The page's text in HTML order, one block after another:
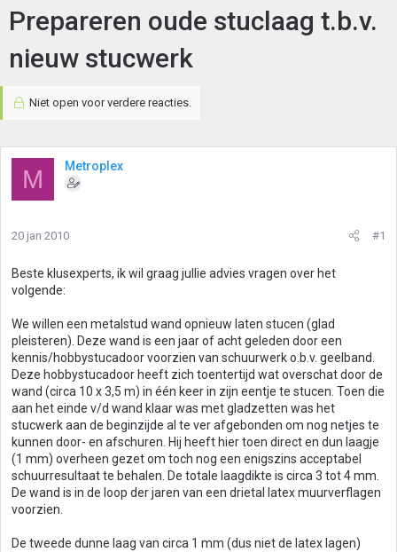
Prepareren oude stuclaag t.b.v.
nieuw stucwerk
Niet open voor verdere reacties.
M Metroplex
20 jan 2010 #1
Beste klusexperts, ik wil graag jullie advies vragen over het
volgende:
We willen een metalstud wand opnieuw laten stucen (glad
pleisteren). Deze wand is een jaar of acht geleden door een
kennis/hobbystucadoor voorzien van schuurwerk o.b.v. geelband.
Deze hobbystucadoor heeft zich toentertijd wat overschat door de
wand (circa 10 x 3,5 m) in één keer in zijn eentje te stucen. Toen die
aan het einde v/d wand klaar was met gladzetten was het
stucwerk aan de beginzijde al te ver afgebonden om nog netjes te
kunnen door- en afschuren. Hij heeft hier toen direct en dun laagje
(1 mm) overheen gezet om toch nog een enigszins acceptabel
schuurresultaat te behalen. De totale laagdikte is circa 3 tot 4 mm.
De wand is in de loop der jaren van een drietal latex muurverflagen
voorzien.
De tweede dunne laag van circa 1 mm (dus niet de latex lagen)